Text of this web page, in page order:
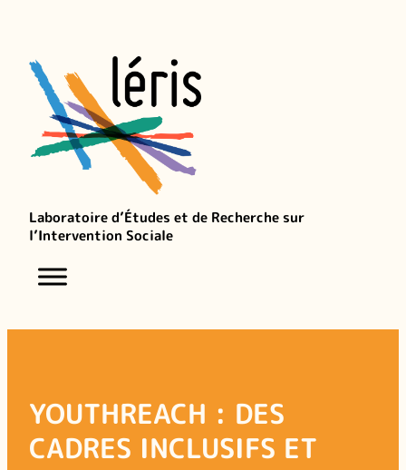
contenu
Laboratoire d’Études et de Recherche sur
l’Intervention Sociale
YOUTHREACH : DES
CADRES INCLUSIFS ET